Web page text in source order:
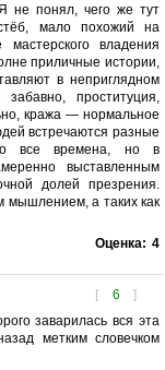
не понял, чего же тут
мало похожий на
владения
приличные истории,
в неприглядном
проституция,
кража — нормальное
встречаются разные
во все времена, но в
выставленным
долей презрения.
мышлением, а таких как
Оценка: 4
[ 6 ]
заварилась вся эта
метким словечком